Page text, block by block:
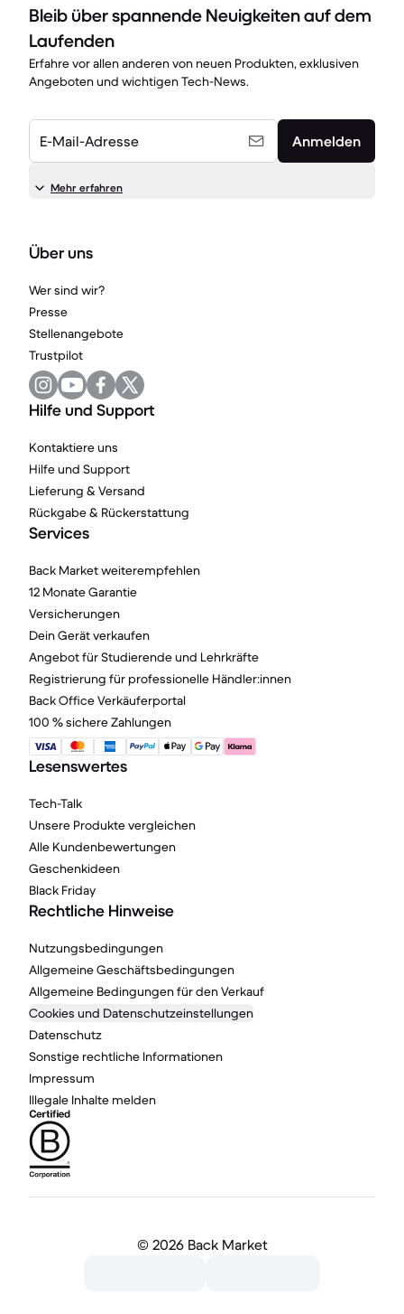
Bleib über spannende Neuigkeiten auf dem
Laufenden
Erfahre vor allen anderen von neuen Produkten, exklusiven
Angeboten und wichtigen Tech-News.
E-Mail-Adresse Anmelden
Mehr erfahren
Über uns
Wer sind wir?
Presse
Stellenangebote
Trustpilot
Hilfe und Support
Kontaktiere uns
Hilfe und Support
Lieferung & Versand
Rückgabe & Rückerstattung
Services
Back Market weiterempfehlen
12 Monate Garantie
Versicherungen
Dein Gerät verkaufen
Angebot für Studierende und Lehrkräfte
Registrierung für professionelle Händler:innen
Back Office Verkäuferportal
100 % sichere Zahlungen
Lesenswertes
Tech-Talk
Unsere Produkte vergleichen
Alle Kundenbewertungen
Geschenkideen
Black Friday
Rechtliche Hinweise
Nutzungsbedingungen
Allgemeine Geschäftsbedingungen
Allgemeine Bedingungen für den Verkauf
Cookies und Datenschutzeinstellungen
Datenschutz
Sonstige rechtliche Informationen
Impressum
Illegale Inhalte melden
© 2026 Back Market